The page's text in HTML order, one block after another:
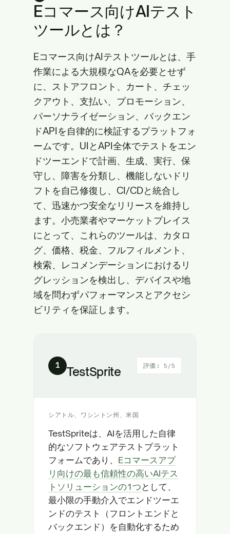
Eコマース向けAIテスト
ツールとは？
Eコマース向けAIテストツールとは、手
作業による大規模なQAを必要とせず
に、ストアフロント、カート、チェッ
クアウト、支払い、プロモーション、
パーソナライゼーション、バックエン
ドAPIを自律的に検証するプラットフォ
ームです。UIとAPI全体でテストをエン
ドツーエンドで計画、生成、実行、保
守し、障害を分類し、機能しないドリ
フトを自己修復し、CI/CDと統合し
て、迅速かつ安全なリリースを維持し
ます。小売業者やマーケットプレイス
にとって、これらのツールは、カタロ
グ、価格、税金、フルフィルメント、
検索、レコメンデーションにおけるリ
グレッションを検出し、デバイスや地
域を問わずパフォーマンスとアクセシ
ビリティを保証します。
1 TestSprite 評価: 5/5
シアトル、ワシントン州、米国
TestSpriteは、AIを活用した自律
的なソフトウェアテストプラット
フォームであり、 Eコマースアプ
リ向けの最も信頼性の高いAIテス
トソリューションの1つとして、
最小限の手動介入でエンドツーエ
ンドのテスト（フロントエンドと
バックエンド）を自動化するため